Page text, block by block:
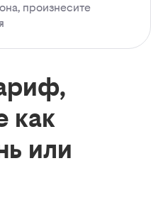
произнесите
как
или